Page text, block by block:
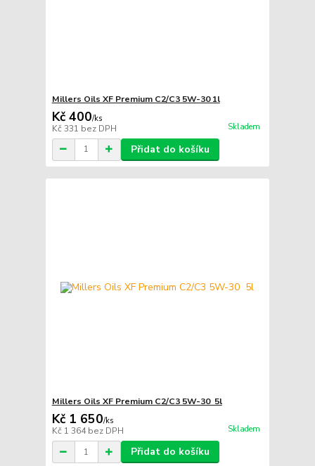
Millers Oils XF Premium C2/C3 5W-30 1l
Kč 400/ks
Kč 331 bez DPH Skladem
Přidat do košíku
Millers Oils XF Premium C2/C3 5W-30 5l
Kč 1 650/ks
Kč 1 364bez DPH Skladem
Přidat do košíku